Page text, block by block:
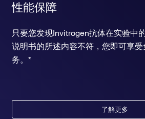
性能保障
只要您发现Invitrogen抗体在实验中
说明书的所述内容不符，您即可享受
务。*
了解更多